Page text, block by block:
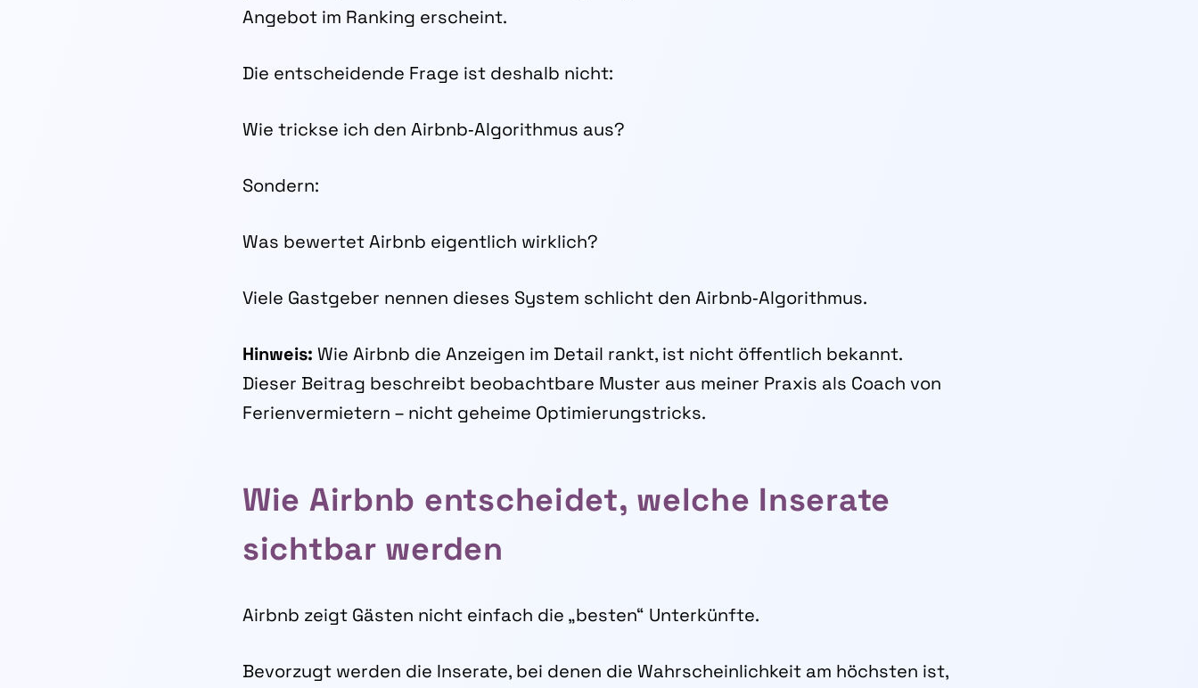
Angebot im Ranking erscheint.
Die entscheidende Frage ist deshalb nicht:
Wie trickse ich den Airbnb‑Algorithmus aus?
Sondern:
Was bewertet Airbnb eigentlich wirklich?
Viele Gastgeber nennen dieses System schlicht den Airbnb‑Algorithmus.
Hinweis: Wie Airbnb die Anzeigen im Detail rankt, ist nicht öffentlich bekannt.
Dieser Beitrag beschreibt beobachtbare Muster aus meiner Praxis als Coach von
Ferienvermietern – nicht geheime Optimierungstricks.
Wie Airbnb entscheidet, welche Inserate
sichtbar werden
Airbnb zeigt Gästen nicht einfach die „besten“ Unterkünfte.
Bevorzugt werden die Inserate, bei denen die Wahrscheinlichkeit am höchsten ist,